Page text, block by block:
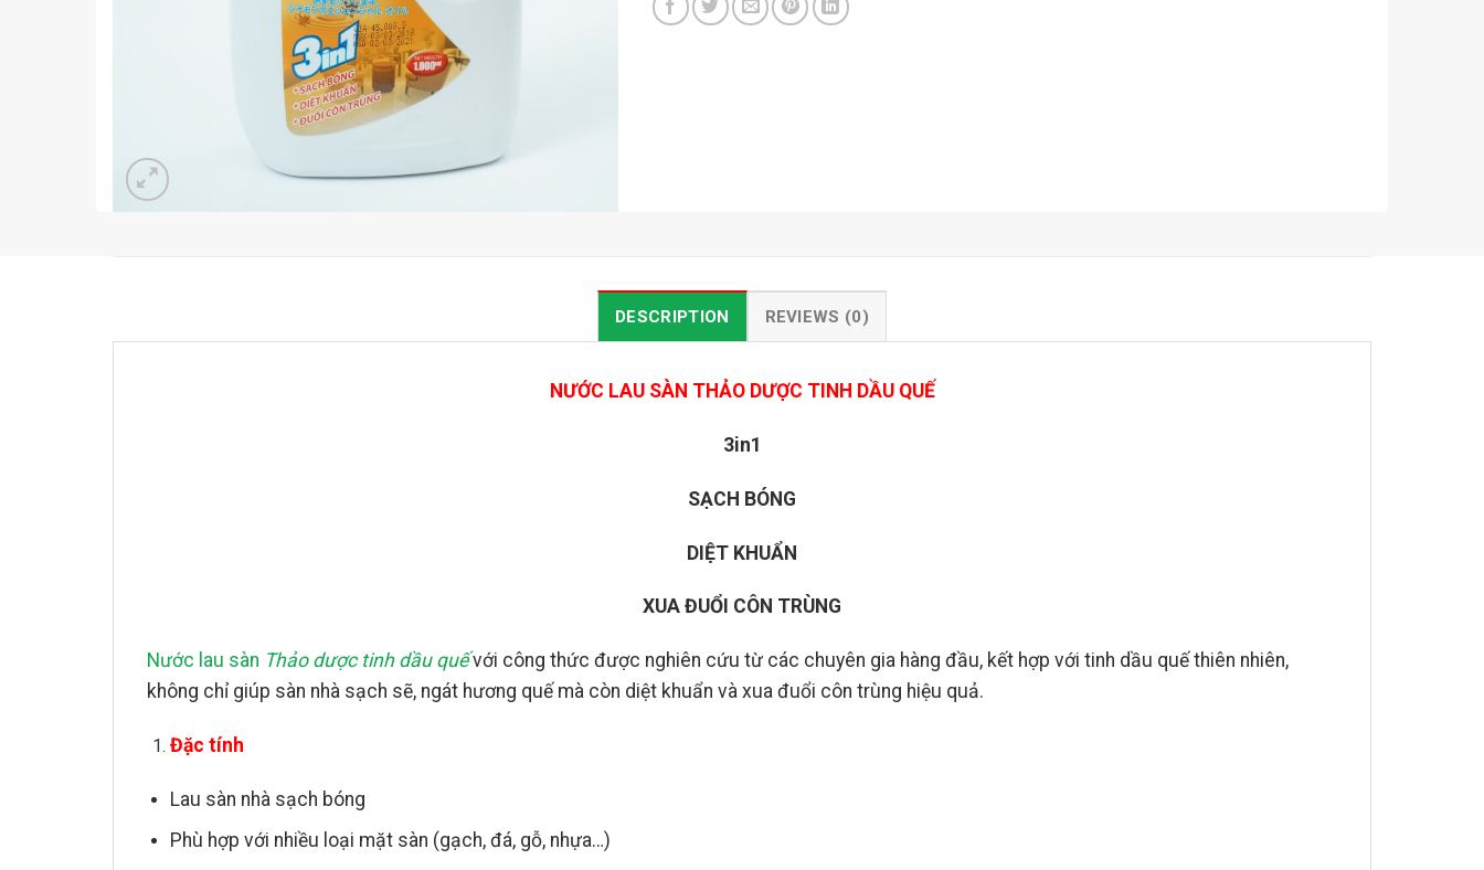
DESCRIPTION REVIEWS (0)
NƯỚC LAU SÀN THẢO DƯỢC TINH DẦU QUẾ
3in1
SẠCH BÓNG
DIỆT KHUẨN
XUA ĐUỔI CÔN TRÙNG
Nước lau sàn Thảo dược tinh dầu quế với công thức được nghiên cứu từ các chuyên gia hàng đầu, kết hợp với tinh dầu quế thiên nhiên,
không chỉ giúp sàn nhà sạch sẽ, ngát hương quế mà còn diệt khuẩn và xua đuổi côn trùng hiệu quả.
Đặc tính
Lau sàn nhà sạch bóng
Phù hợp với nhiều loại mặt sàn (gạch, đá, gỗ, nhựa…)